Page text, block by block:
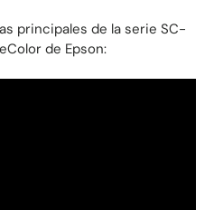
principales de la serie SC-
de Epson: